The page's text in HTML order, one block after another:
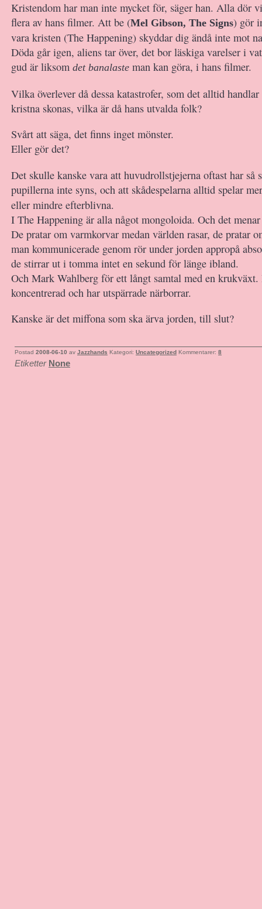
Kristendom har man inte mycket för, säger han. Alla dör
flera av hans filmer. Att be (Mel Gibson, The Signs) gör
vara kristen (The Happening) skyddar dig ändå inte mot
Döda går igen, aliens tar över, det bor läskiga varelser i
gud är liksom det banalaste man kan göra, i hans filmer.
Vilka överlever då dessa katastrofer, som det alltid
kristna skonas, vilka är då hans utvalda folk?
Svårt att säga, det finns inget mönster.
Eller gör det?
Det skulle kanske vara att huvudrollstjejerna oftast har så
pupillerna inte syns, och att skådespelarna alltid spelar
eller mindre efterblivna.
I The Happening är alla något mongoloida. Och det
De pratar om varmkorvar medan världen rasar, de pratar
man kommunicerade genom rör under jorden appropå
de stirrar ut i tomma intet en sekund för länge ibland.
Och Mark Wahlberg för ett långt samtal med en krukväxt.
koncentrerad och har utspärrade närborrar.
Kanske är det miffona som ska ärva jorden, till slut?
Postad 2008-06-10 av Jazzhands Kategori: Uncategorized Kommentarer: 8
Etiketter None